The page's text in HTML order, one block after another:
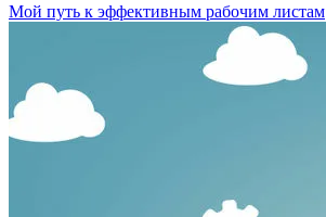
Мой путь к эффективным рабочим листам